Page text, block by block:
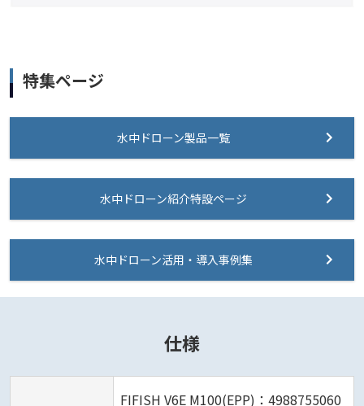
特集ページ
水中ドローン製品一覧
水中ドローン紹介特設ページ
水中ドローン活用・導入事例集
仕様
FIFISH V6E M100(EPP)：4988755060